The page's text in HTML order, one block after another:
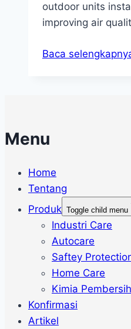
outdoor units
improving air
Baca
Menu
Home
Tentang
Produk Toggle child menu
Industri Care
Autocare
Saftey
Home Care
Kimia Pembersih
Konfirmasi
Artikel